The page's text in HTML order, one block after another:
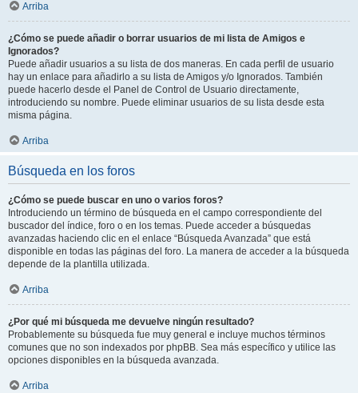
Arriba
¿Cómo se puede añadir o borrar usuarios de mi lista de Amigos e
Ignorados?
Puede añadir usuarios a su lista de dos maneras. En cada perfil de usuario
hay un enlace para añadirlo a su lista de Amigos y/o Ignorados. También
puede hacerlo desde el Panel de Control de Usuario directamente,
introduciendo su nombre. Puede eliminar usuarios de su lista desde esta
misma página.
Arriba
Búsqueda en los foros
¿Cómo se puede buscar en uno o varios foros?
Introduciendo un término de búsqueda en el campo correspondiente del
buscador del índice, foro o en los temas. Puede acceder a búsquedas
avanzadas haciendo clic en el enlace “Búsqueda Avanzada” que está
disponible en todas las páginas del foro. La manera de acceder a la búsqueda
depende de la plantilla utilizada.
Arriba
¿Por qué mi búsqueda me devuelve ningún resultado?
Probablemente su búsqueda fue muy general e incluye muchos términos
comunes que no son indexados por phpBB. Sea más específico y utilice las
opciones disponibles en la búsqueda avanzada.
Arriba